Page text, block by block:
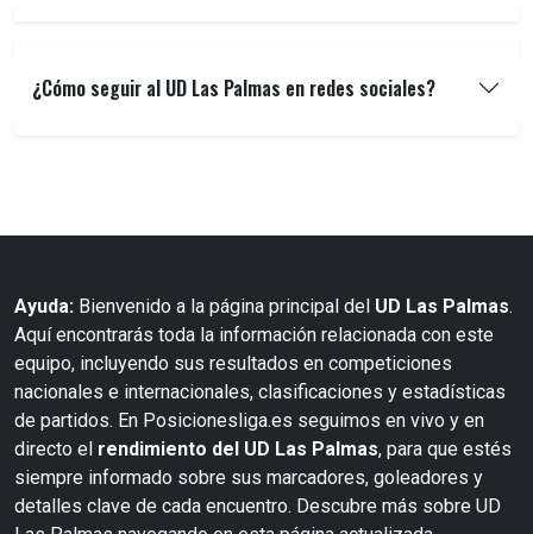
¿Cómo seguir al UD Las Palmas en redes sociales?
Ayuda: Bienvenido a la página principal del UD Las Palmas.
Aquí encontrarás toda la información relacionada con este
equipo, incluyendo sus resultados en competiciones
nacionales e internacionales, clasificaciones y estadísticas
de partidos. En Posicionesliga.es seguimos en vivo y en
directo el rendimiento del UD Las Palmas, para que estés
siempre informado sobre sus marcadores, goleadores y
detalles clave de cada encuentro. Descubre más sobre UD